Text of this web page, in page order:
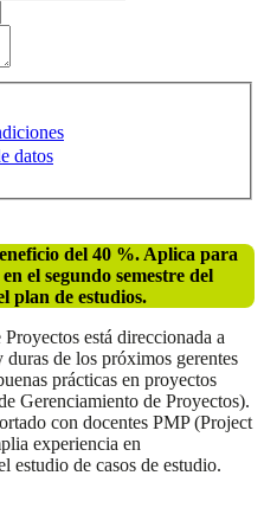
datos
del 40 %. Aplica para
el segundo semestre del
plan de estudios.
está direccionada a
de los próximos gerentes
prácticas en proyectos
Gerenciamiento de Proyectos).
con docentes PMP (Project
experiencia en
estudio de casos de estudio.